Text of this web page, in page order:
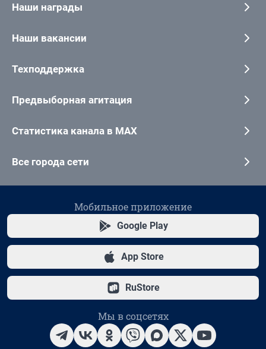
Наши награды
Наши вакансии
Техподдержка
Предвыборная агитация
Статистика канала в MAX
Все города сети
Мобильное приложение
Google Play
App Store
RuStore
Мы в соцсетях